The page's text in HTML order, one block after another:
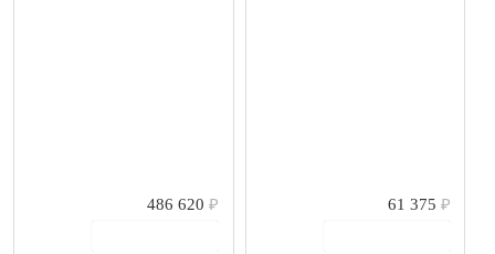
486 620₽
61 375 ₽